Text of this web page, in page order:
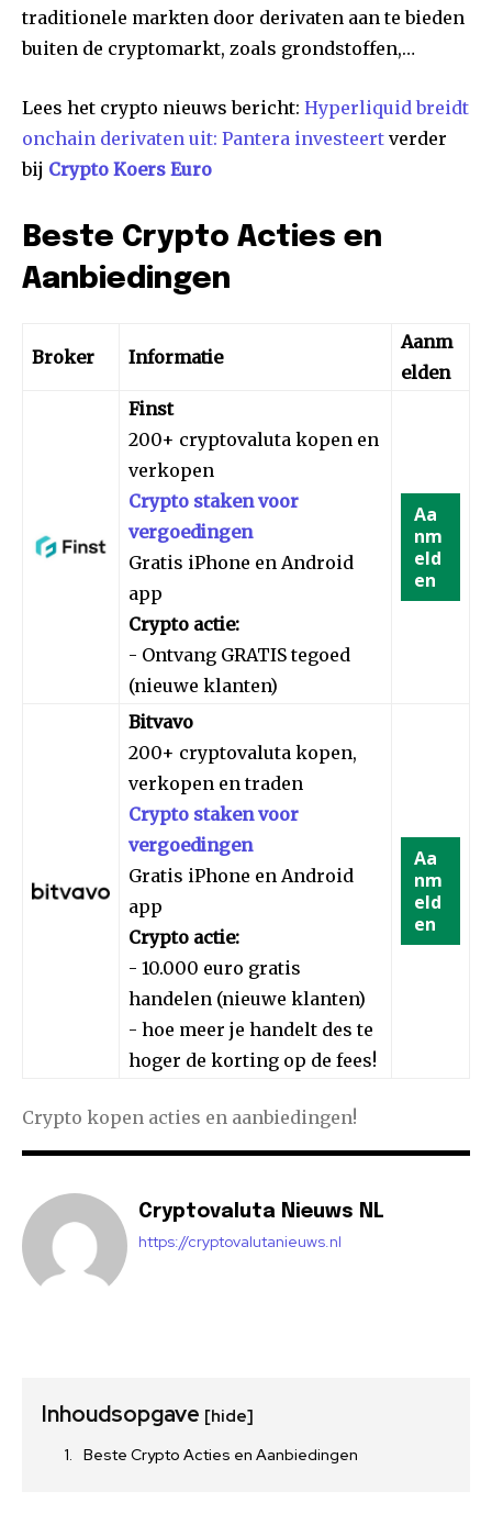
traditionele markten door derivaten aan te bieden
buiten de cryptomarkt, zoals grondstoffen,…
Lees het crypto nieuws bericht: Hyperliquid breidt
onchain derivaten uit: Pantera investeert verder
bij Crypto Koers Euro
Beste Crypto Acties en
Aanbiedingen
Broker Informatie
Aanm
elden
Finst
200+ cryptovaluta kopen en
verkopen
Crypto staken voor
vergoedingen
Gratis iPhone en Android
app
Crypto actie:
- Ontvang GRATIS tegoed
(nieuwe klanten)
Aa
nm
eld
en
Bitvavo
200+ cryptovaluta kopen,
verkopen en traden
Crypto staken voor
vergoedingen
Gratis iPhone en Android
app
Crypto actie:
- 10.000 euro gratis
handelen (nieuwe klanten)
- hoe meer je handelt des te
hoger de korting op de fees!
Aa
nm
eld
en
Crypto kopen acties en aanbiedingen!
Cryptovaluta Nieuws NL
https://cryptovalutanieuws.nl
Inhoudsopgave [hide]
Beste Crypto Acties en Aanbiedingen